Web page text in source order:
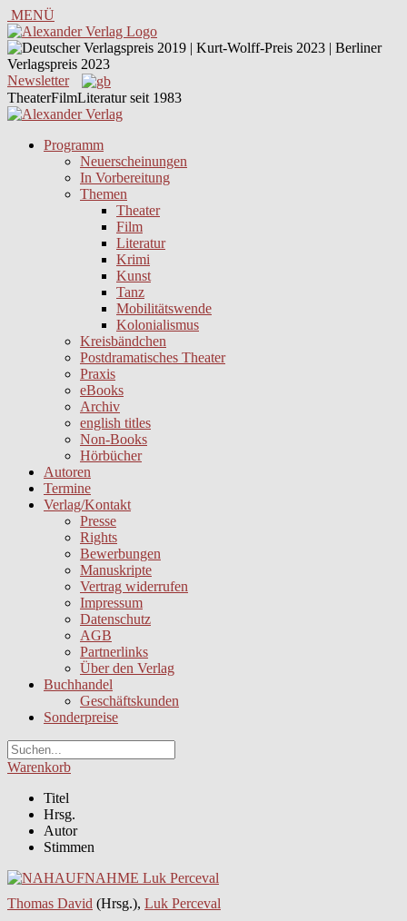
MENÜ
Newsletter
TheaterFilmLiteratur seit 1983
Programm
Neuerscheinungen
In Vorbereitung
Themen
Theater
Film
Literatur
Krimi
Kunst
Tanz
Mobilitätswende
Kolonialismus
Kreisbändchen
Postdramatisches Theater
Praxis
eBooks
Archiv
english titles
Non-Books
Hörbücher
Autoren
Termine
Verlag/Kontakt
Presse
Rights
Bewerbungen
Manuskripte
Vertrag widerrufen
Impressum
Datenschutz
AGB
Partnerlinks
Über den Verlag
Buchhandel
Geschäftskunden
Sonderpreise
Warenkorb
Titel
Hrsg.
Autor
Stimmen
Thomas David (Hrsg.), Luk Perceval